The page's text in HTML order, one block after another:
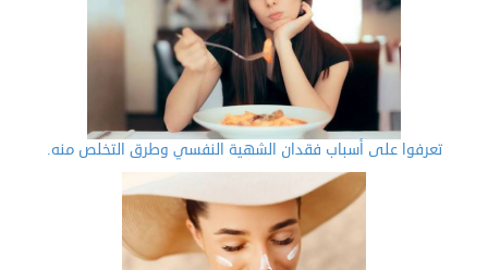
تعرفوا على أسباب فقدان الشهية النفسي وطرق التخلص منه.